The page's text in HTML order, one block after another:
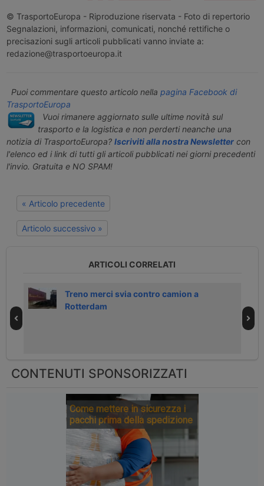
© TrasportoEuropa - Riproduzione riservata - Foto di repertorio
Segnalazioni, informazioni, comunicati, nonché rettifiche o
precisazioni sugli articoli pubblicati vanno inviate a:
redazione@trasportoeuropa.it
Puoi commentare questo articolo nella pagina Facebook di
TrasportoEuropa
Vuoi rimanere aggiornato sulle ultime novità sul
trasporto e la logistica e non perderti neanche una
notizia di TrasportoEuropa? Iscriviti alla nostra Newslettercon
l'elenco ed i link di tutti gli articoli pubblicati nei giorni precedenti
l'invio. Gratuita e NO SPAM!
« Articolo precedente
Articolo successivo »
ARTICOLI CORRELATI
Treno merci svia contro camion a
Rotterdam
CONTENUTI SPONSORIZZATI
Come mettere in sicurezza i
pacchi prima della spedizione